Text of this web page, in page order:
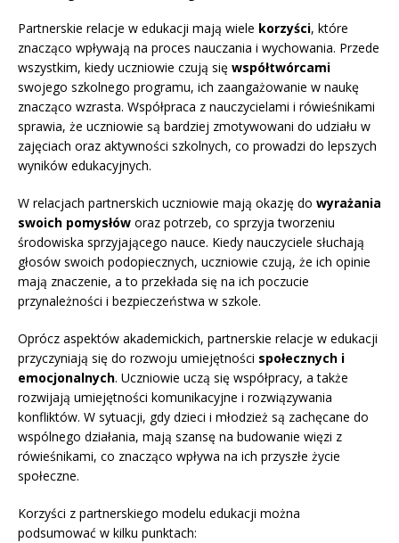
Partnerskie relacje w edukacji mają wiele korzyści, które
znacząco wpływają na proces nauczania i wychowania. Przede
wszystkim, kiedy uczniowie czują się współtwórcami
swojego szkolnego programu, ich zaangażowanie w naukę
znacząco wzrasta. Współpraca z nauczycielami i rówieśnikami
sprawia, że uczniowie są bardziej zmotywowani do udziału w
zajęciach oraz aktywności szkolnych, co prowadzi do lepszych
wyników edukacyjnych.
W relacjach partnerskich uczniowie mają okazję do wyrażania
swoich pomysłów oraz potrzeb, co sprzyja tworzeniu
środowiska sprzyjającego nauce. Kiedy nauczyciele słuchają
głosów swoich podopiecznych, uczniowie czują, że ich opinie
mają znaczenie, a to przekłada się na ich poczucie
przynależności i bezpieczeństwa w szkole.
Oprócz aspektów akademickich, partnerskie relacje w edukacji
przyczyniają się do rozwoju umiejętności społecznych i
emocjonalnych. Uczniowie uczą się współpracy, a także
rozwijają umiejętności komunikacyjne i rozwiązywania
konfliktów. W sytuacji, gdy dzieci i młodzież są zachęcane do
wspólnego działania, mają szansę na budowanie więzi z
rówieśnikami, co znacząco wpływa na ich przyszłe życie
społeczne.
Korzyści z partnerskiego modelu edukacji można
podsumować w kilku punktach: